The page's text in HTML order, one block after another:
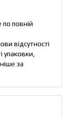
повній
відсутності
упаковки,
за